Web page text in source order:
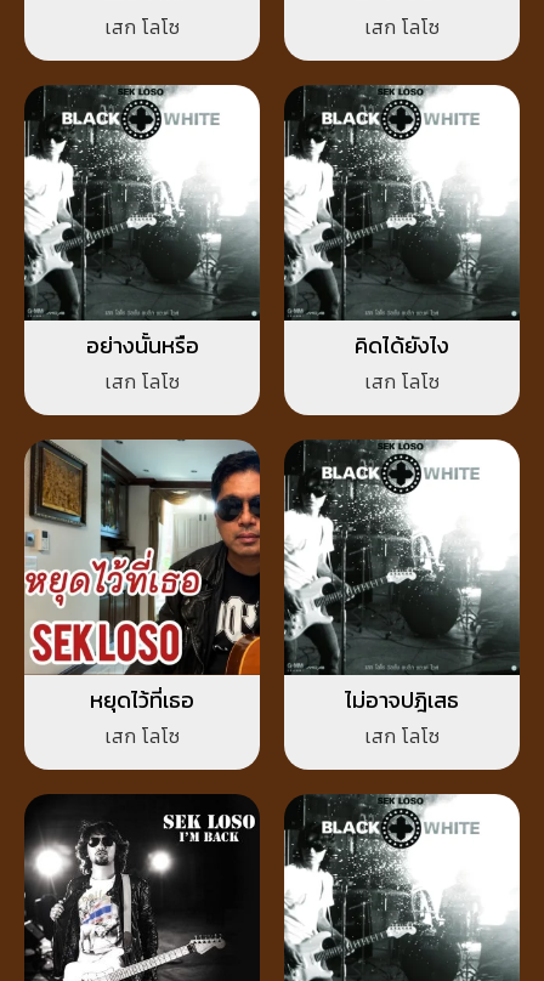
เสก โลโซ เสก โลโซ
อย่างนั้นหรือ
เสก โลโซ
คิดได้ยังไง
เสก โลโซ
หยุดไว้ที่เธอ
เสก โลโซ
ไม่อาจปฎิเสธ
เสก โลโซ